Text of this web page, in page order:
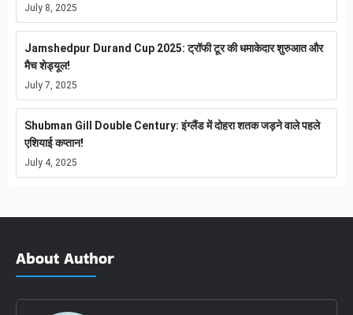
July 8, 2025
Jamshedpur Durand Cup 2025: ट्रॉफी टूर की धमाकेदार शुरुआत और
मैच शेड्यूल!
July 7, 2025
Shubman Gill Double Century: इंग्लैंड में दोहरा शतक जड़ने वाले पहले
एशियाई कप्तान!
July 4, 2025
About Author